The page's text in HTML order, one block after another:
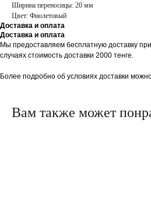
Ширина переносицы: 20 мм
Цвет: Фиолетовый
Доставка и оплата
Доставка и оплата
Мы предоставляем бесплатную доставку
случаях стоимость доставки 2000 тенге.
Более подробно об условиях доставки
Вам также может
ПОКУПАТЕЛЯМ
Доставка
Возврат и обмен
Блог